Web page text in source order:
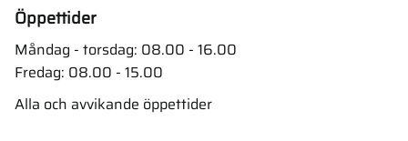
Öppettider
Måndag - torsdag: 08.00 - 16.00
Fredag: 08.00 - 15.00
Alla och avvikande öppettider